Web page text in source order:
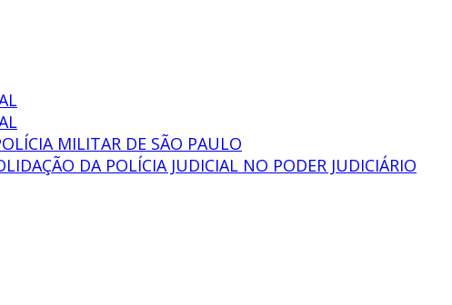
MILITAR DE SÃO PAULO
DA POLÍCIA JUDICIAL NO PODER JUDICIÁRIO